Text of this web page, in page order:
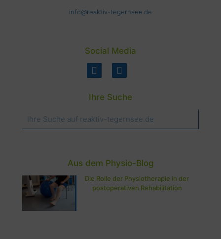
info@reaktiv-tegernsee.de
Social Media
Ihre Suche
Aus dem Physio-Blog
Die Rolle der Physiotherapie in der
postoperativen Rehabilitation